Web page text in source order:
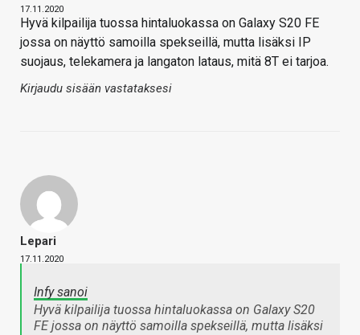
17.11.2020
Hyvä kilpailija tuossa hintaluokassa on Galaxy S20 FE
jossa on näyttö samoilla spekseillä, mutta lisäksi IP
suojaus, telekamera ja langaton lataus, mitä 8T ei tarjoa.
Kirjaudu sisään vastataksesi
Lepari
17.11.2020
Infy sanoi
Hyvä kilpailija tuossa hintaluokassa on Galaxy S20
FE jossa on näyttö samoilla spekseillä, mutta lisäksi